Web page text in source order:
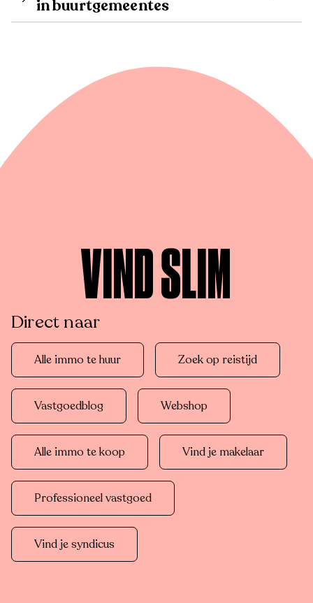
in buurtgemeentes
VIND SLIM
Direct naar
Alle immo te huur Zoek op reistijd
Vastgoedblog Webshop
Alle immo te koop Vind je makelaar
Professioneel vastgoed
Vind je syndicus